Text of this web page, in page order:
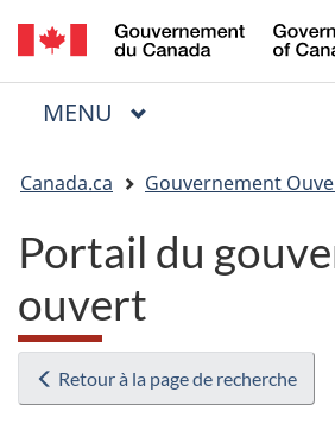
Passer
au
Passer
à
« Au
Passer
à
la
Menu
MENU PRINCIPAL
êtes
ici
Canada.ca Gouvernement
Portail du
ouvert
Retour à la page de recherche